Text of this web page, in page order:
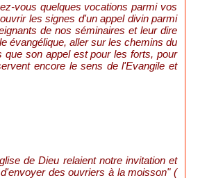
vous quelques vocations parmi vos
les signes d'un appel divin parmi
de nos séminaires et leur dire
évangélique, aller sur les chemins du
son appel est pour les forts, pour
encore le sens de l'Evangile et
de Dieu relaient notre invitation et
des ouvriers à la moisson" (